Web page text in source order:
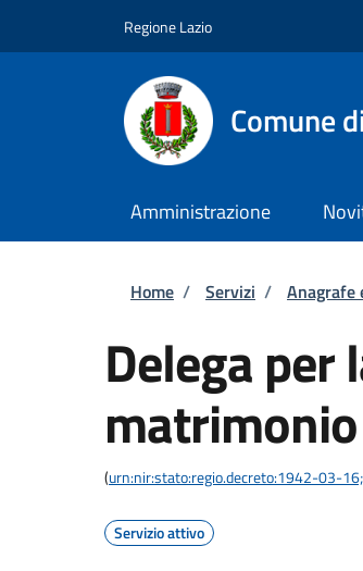
Regione Lazio
Comune
Amministrazione
Briciole di
Home / Servizi / Anagrafe
Delega per
(urn:nir:stato:regio.decreto:1942-03-
Servizio attivo